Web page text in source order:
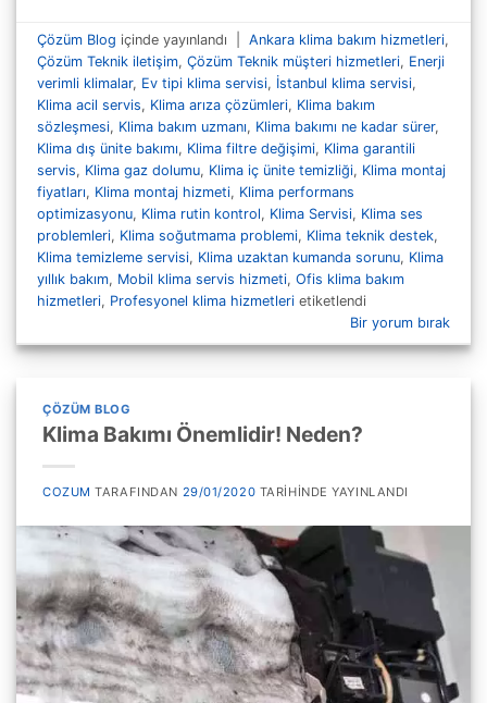
Çözüm Blog içinde yayınlandı Ankara klima bakım hizmetleri,
Çözüm Teknik iletişim,Çözüm Teknik müşteri hizmetleri, Enerji
verimli klimalar, Ev tipi klima servisi, İstanbul klima servisi,
Klima acil servis, Klima arıza çözümleri, Klima bakım
sözleşmesi, Klima bakım uzmanı, Klima bakımı ne kadar sürer,
Klima dış ünite bakımı, Klima filtre değişimi, Klima garantili
servis, Klima gaz dolumu, Klima iç ünite temizliği, Klima montaj
fiyatları, Klima montaj hizmeti, Klima performans
optimizasyonu, Klima rutin kontrol, Klima Servisi, Klima ses
problemleri, Klima soğutmama problemi, Klima teknik destek,
Klima temizleme servisi, Klima uzaktan kumanda sorunu, Klima
yıllık bakım, Mobil klima servis hizmeti,Ofis klima bakım
hizmetleri, Profesyonel klima hizmetleri etiketlendi
Bir yorum bırak
ÇÖZÜM BLOG
Klima Bakımı Önemlidir! Neden?
COZUM TARAFINDAN 29/01/2020 TARIHINDE YAYINLANDI